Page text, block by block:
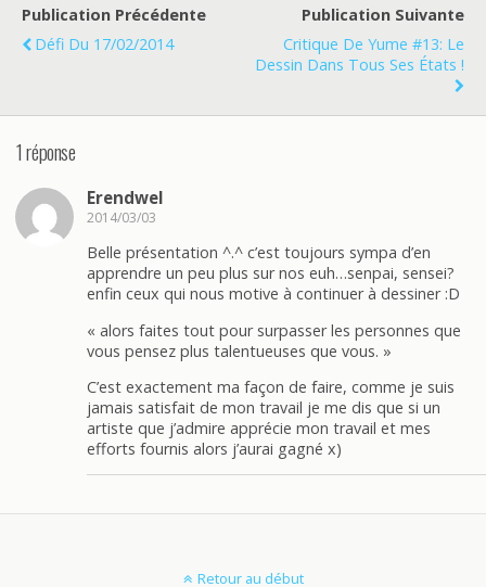
Publication Précédente
Défi Du 17/02/2014
Publication Suivante
Critique De Yume #13: Le
Dessin Dans Tous Ses États !
1 réponse
Erendwel
2014/03/03
Belle présentation ^.^ c’est toujours sympa d’en
apprendre un peu plus sur nos euh…senpai, sensei?
enfin ceux qui nous motive à continuer à dessiner :D
« alors faites tout pour surpasser les personnes que
vous pensez plus talentueuses que vous. »
C’est exactement ma façon de faire, comme je suis
jamais satisfait de mon travail je me dis que si un
artiste que j’admire apprécie mon travail et mes
efforts fournis alors j’aurai gagné x)
Retour au début